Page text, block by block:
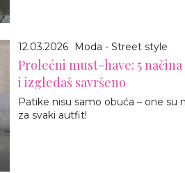
12.03.2026 Moda - Street style
Prolećni must-have: 5
i izgledaš savršeno
Patike nisu samo obuća – one su
za svaki autfit!